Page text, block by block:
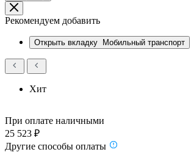
Рекомендуем добавить
Открыть вкладку Мобильный транспорт
Хит
При оплате наличными
25 523 ₽
Другие способы оплаты